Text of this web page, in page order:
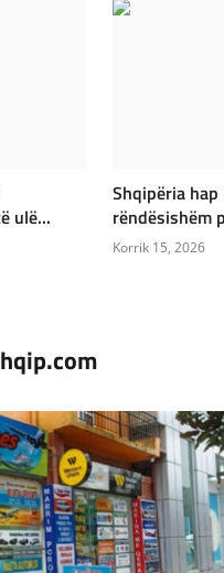
ulë...
Shqipëria
rëndësishëm
Korrik 15, 2026